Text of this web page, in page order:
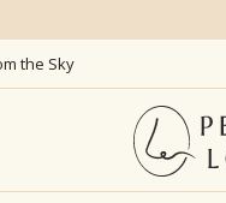
the Sky